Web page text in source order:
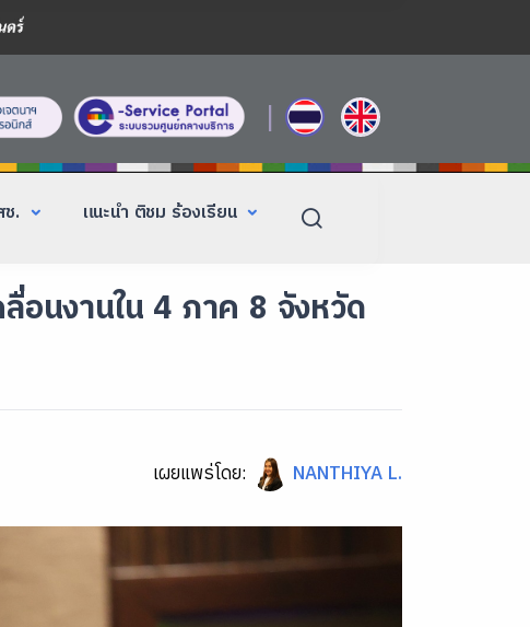
|
. แนะนำ ติชม ร้องเรียน
อนงานใน 4 ภาค 8 จังหวัด
เผยแพร่โดย: NANTHIYA L.